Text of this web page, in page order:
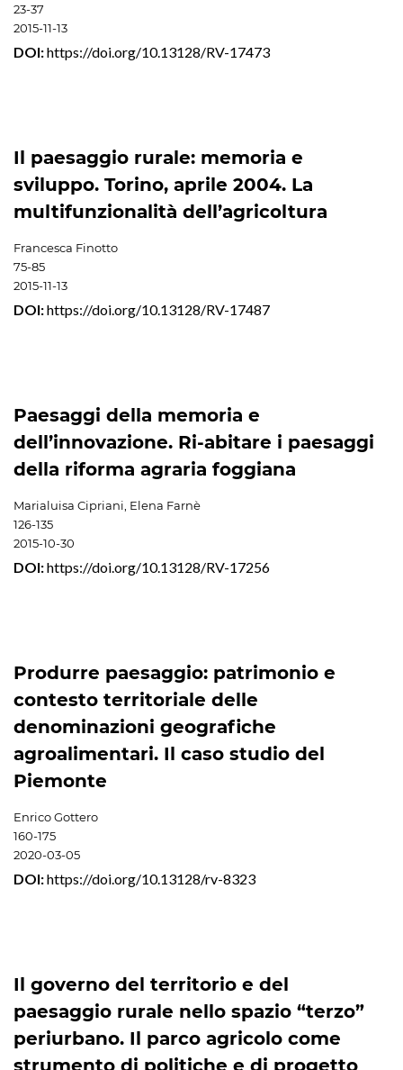
23-37
2015-11-13
DOI:https://doi.org/10.13128/RV-17473
Il paesaggio rurale: memoria e
sviluppo. Torino, aprile 2004. La
multifunzionalità dell’agricoltura
Francesca Finotto
75-85
2015-11-13
DOI:https://doi.org/10.13128/RV-17487
Paesaggi della memoria e
dell’innovazione. Ri-abitare i paesaggi
della riforma agraria foggiana
Marialuisa Cipriani, Elena Farnè
126-135
2015-10-30
DOI:https://doi.org/10.13128/RV-17256
Produrre paesaggio: patrimonio e
contesto territoriale delle
denominazioni geografiche
agroalimentari. Il caso studio del
Piemonte
Enrico Gottero
160-175
2020-03-05
DOI:https://doi.org/10.13128/rv-8323
Il governo del territorio e del
paesaggio rurale nello spazio “terzo”
periurbano. Il parco agricolo come
strumento di politiche e di progetto